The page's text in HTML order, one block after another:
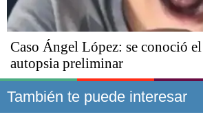
Caso Ángel López: se conoció
autopsia preliminar
También te puede interesar